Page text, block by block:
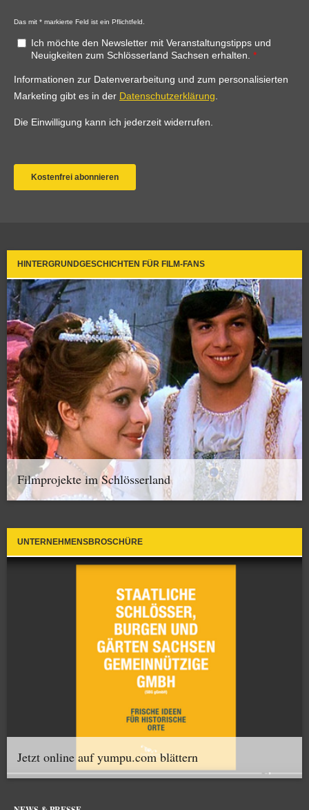
HINTERGRUNDGESCHICHTEN FÜR FILM-FANS
Filmprojekte im Schlösserland
UNTERNEHMENSBROSCHÜRE
Jetzt online auf yumpu.com blättern